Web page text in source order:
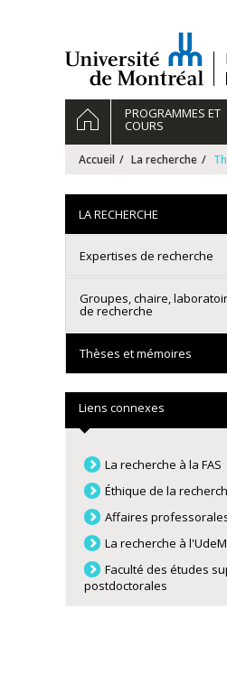
Navigation
principale
ACCUEILPROGRAMMES ET
COURS
Accueil La recherche
LA RECHERCHE
Expertises de recherche
Groupes, chaire,
de recherche
Thèses et mémoires
Liens connexes
La recherche à la FAS
Éthique de la
Affaires
La recherche à l'UdeM
Faculté des études
postdoctorales